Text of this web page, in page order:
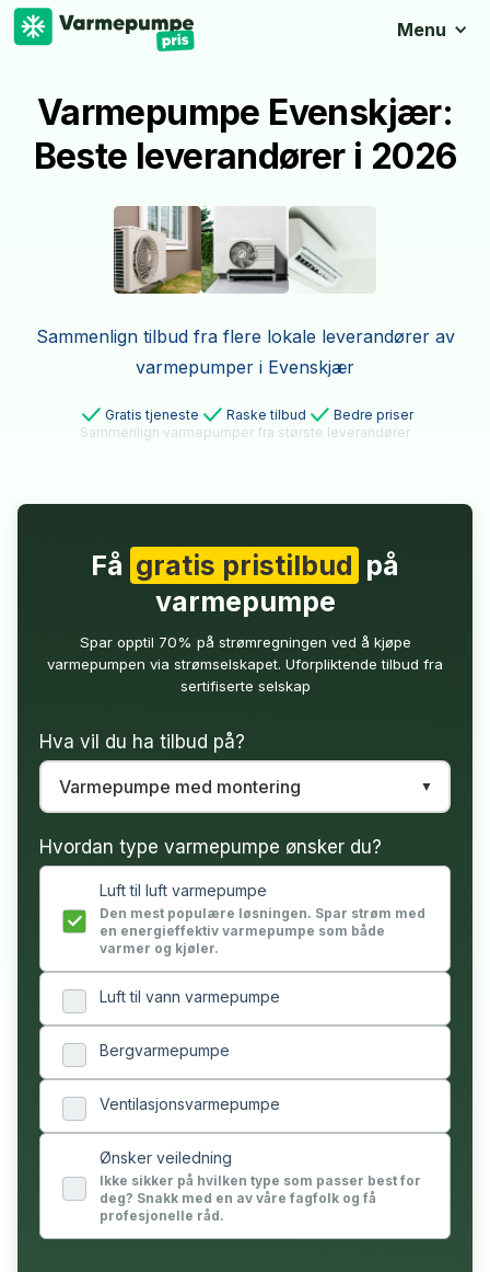
Menu
Varmepumpe Evenskjær:
Beste leverandører i 2026
Sammenlign tilbud fra flere lokale leverandører av
varmepumper i Evenskjær
Gratis tjeneste Raske tilbud
Bedre priser
Sammenlign varmepumper fra største leverandører
Få gratis pristilbud på
varmepumpe
Spar opptil 70% på strømregningen ved å kjøpe
varmepumpen via strømselskapet. Uforpliktende tilbud fra
sertifiserte selskap
Hva vil du ha tilbud på?
Hvordan type varmepumpe ønsker du?
Luft til luft varmepumpe
Den mest populære løsningen. Spar strøm med
en energieffektiv varmepumpe som både
varmer og kjøler.
Luft til vann varmepumpe
Bergvarmepumpe
Ventilasjonsvarmepumpe
Ønsker veiledning
Ikke sikker på hvilken type som passer best for
deg? Snakk med en av våre fagfolk og få
profesjonelle råd.